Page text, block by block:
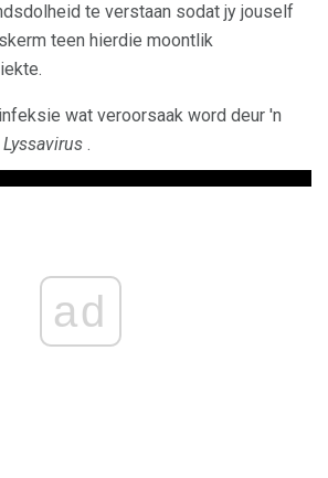
te verstaan ​​sodat jy jouself
teen hierdie moontlik
wat veroorsaak word deur 'n
Lyssavirus .
ad